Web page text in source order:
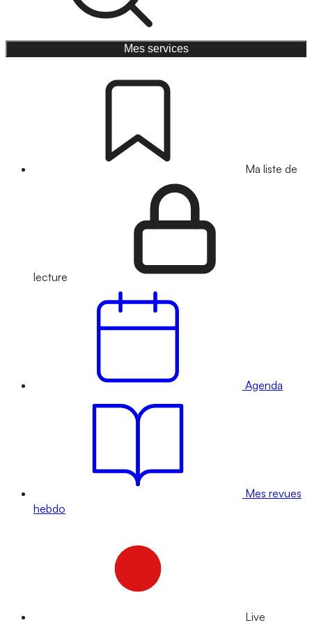
Mes services
Ma liste de
lecture
Agenda
Mes revues
hebdo
Live